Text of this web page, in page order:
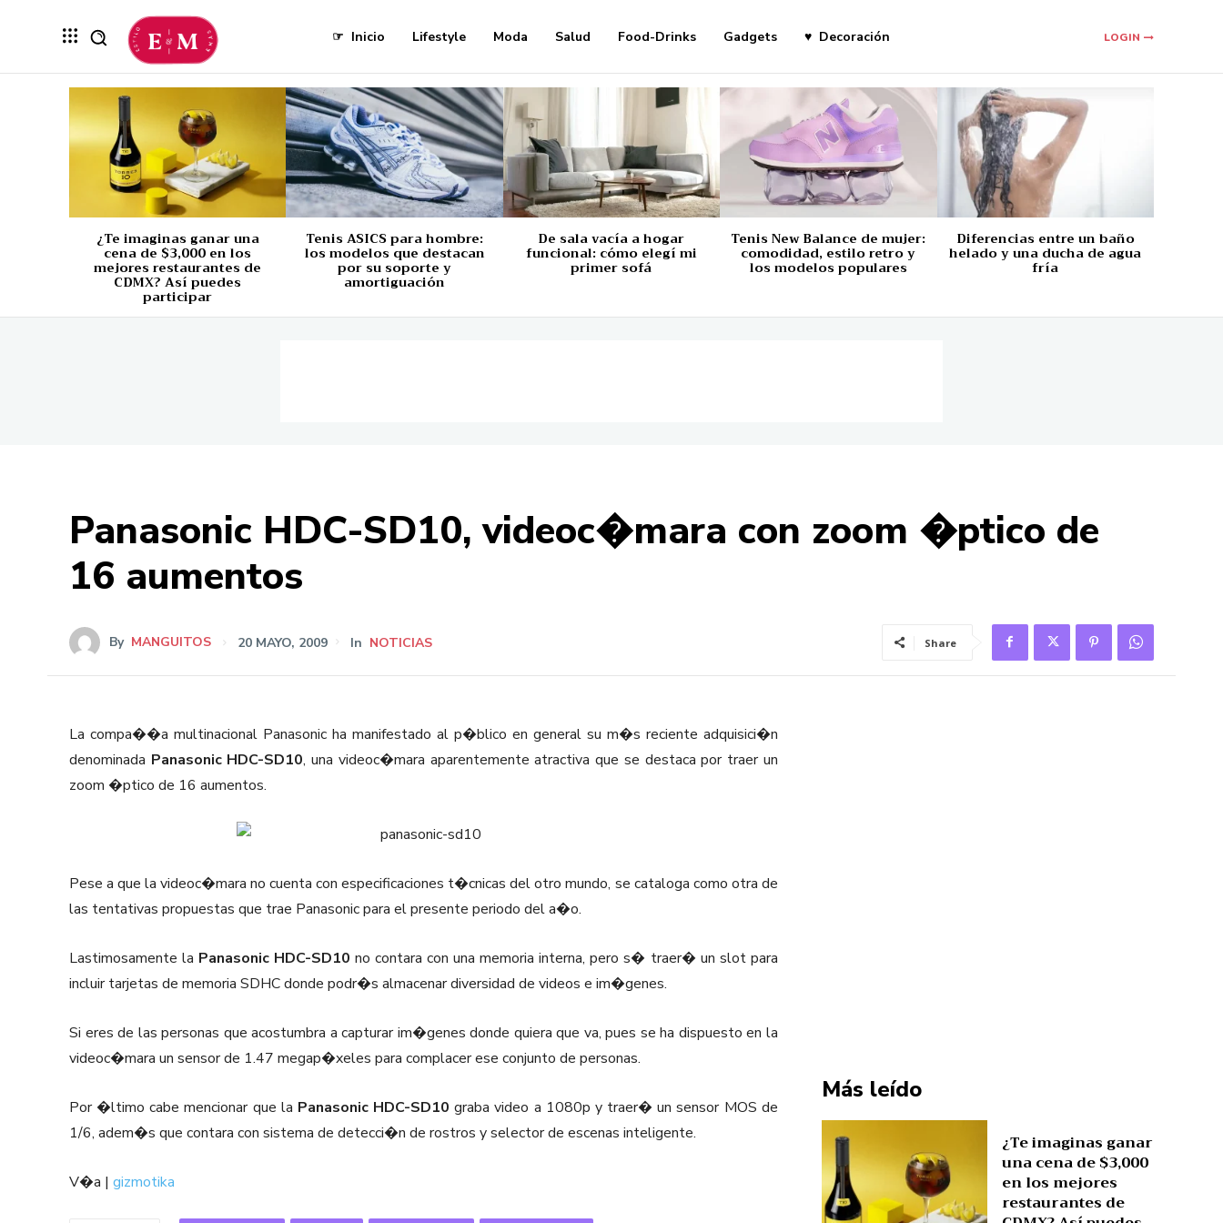
☞ Inicio Lifestyle Moda Salud Food-Drinks Gadgets ♥ Decoración LOGIN
¿Te imaginas ganar una
cena de $3,000 en los
mejores restaurantes de
CDMX? Así puedes
participar
Tenis ASICS para hombre:
los modelos que destacan
por su soporte y
amortiguación
De sala vacía a hogar
funcional: cómo elegí mi
primer sofá
Tenis New Balance de mujer:
comodidad, estilo retro y
los modelos populares
Diferencias entre un baño
helado y una ducha de agua
fría
Panasonic HDC-SD10, videoc�mara con zoom �ptico de
16 aumentos
By MANGUITOS 20 MAYO, 2009 In NOTICIAS Share
La compa��a multinacional Panasonic ha manifestado al p�blico en general su m�s reciente adquisici�n
denominada Panasonic HDC-SD10, una videoc�mara aparentemente atractiva que se destaca por traer un
zoom �ptico de 16 aumentos.
Pese a que la videoc�mara no cuenta con especificaciones t�cnicas del otro mundo, se cataloga como otra de
las tentativas propuestas que trae Panasonic para el presente periodo del a�o.
Lastimosamente la Panasonic HDC-SD10 no contara con una memoria interna, pero s� traer� un slot para
incluir tarjetas de memoria SDHC donde podr�s almacenar diversidad de videos e im�genes.
Si eres de las personas que acostumbra a capturar im�genes donde quiera que va, pues se ha dispuesto en la
videoc�mara un sensor de 1.47 megap�xeles para complacer ese conjunto de personas.
Por �ltimo cabe mencionar que la Panasonic HDC-SD10 graba video a 1080p y traer� un sensor MOS de
1/6, adem�s que contara con sistema de detecci�n de rostros y selector de escenas inteligente.
V�a | gizmotika
Más leído
¿Te imaginas ganar
una cena de $3,000
en los mejores
restaurantes de